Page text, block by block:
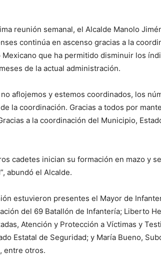
reunión semanal, el Alcalde Manolo
continúa en ascenso gracias a la
Mexicano que ha permitido disminuir los
de la actual administración.
aflojemos y estemos coordinados, los
la coordinación. Gracias a todos por
a la coordinación del Municipio,
cadetes inician su formación en mazo y
abundó el Alcalde.
estuvieron presentes el Mayor de
del 69 Batallón de Infantería; Liberto
Atención y Protección a Víctimas y
Estatal de Seguridad; y María Bueno,
entre otros.